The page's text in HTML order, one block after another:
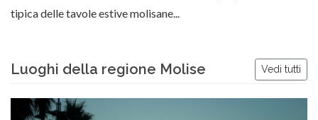
tipica delle tavole estive molisane...
Luoghi della regione Molise Vedi tutti